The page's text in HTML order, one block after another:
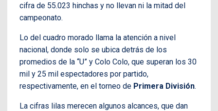
cifra de 55.023 hinchas y no llevan ni la mitad del
campeonato.
Lo del cuadro morado llama la atención a nivel
nacional, donde solo se ubica detrás de los
promedios de la “U” y Colo Colo, que superan los 30
mil y 25 mil espectadores por partido,
respectivamente, en el torneo de Primera División.
La cifras lilas merecen algunos alcances, que dan